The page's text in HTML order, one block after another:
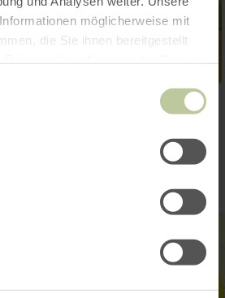
möglicherweise mit
die Sie ihnen bereitgestellt